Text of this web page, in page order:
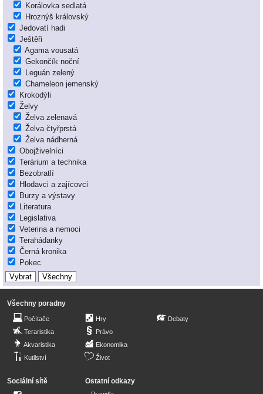
Korálovka sedlatá
Hroznýš královský
Jedovatí hadi
Ještěři
Agama vousatá
Gekončík noční
Leguán zelený
Chameleon jemenský
Krokodýli
Želvy
Želva zelenavá
Želva čtyřprstá
Želva nádherná
Obojživelníci
Terárium a technika
Bezobratlí
Hlodavci a zajícovci
Burzy a výstavy
Literatura
Legislativa
Veterina a nemoci
Terahádanky
Černá kronika
Pokec
Všechny poradny
Počítače
Teraristika
Akvaristika
Kutilství
Hry
Právo
Ekonomika
Život
Debaty
Sociální sítě Ostatní odkazy